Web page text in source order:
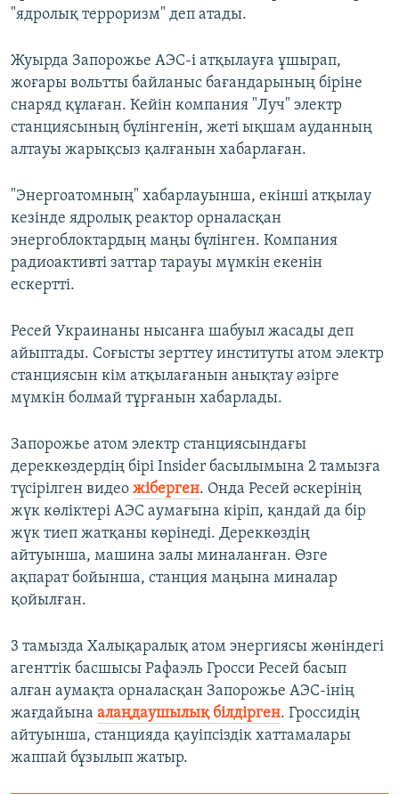
"ядролық терроризм" деп атады.
Жуырда Запорожье АЭС-і атқылауға ұшырап,
жоғары вольтты байланыс бағандарының біріне
снаряд құлаған. Кейін компания "Луч" электр
станциясының бүлінгенін, жеті ықшам ауданның
алтауы жарықсыз қалғанын хабарлаған.
"Энергоатомның" хабарлауынша, екінші атқылау
кезінде ядролық реактор орналасқан
энергоблоктардың маңы бүлінген. Компания
радиоактивті заттар тарауы мүмкін екенін
ескертті.
Ресей Украинаны нысанға шабуыл жасады деп
айыптады. Соғысты зерттеу институты атом электр
станциясын кім атқылағанын анықтау әзірге
мүмкін болмай тұрғанын хабарлады.
Запорожье атом электр станциясындағы
дереккөздердің бірі Insider басылымына 2 тамызға
түсірілген видео жіберген. Онда Ресей әскерінің
жүк көліктері АЭС аумағына кіріп, қандай да бір
жүк тиеп жатқаны көрінеді. Дереккөздің
айтуынша, машина залы миналанған. Өзге
ақпарат бойынша, станция маңына миналар
қойылған.
3 тамызда Халықаралық атом энергиясы жөніндегі
агенттік басшысы Рафаэль Гросси Ресей басып
алған аумақта орналасқан Запорожье АЭС-інің
жағдайына алаңдаушылық білдірген. Гроссидің
айтуынша, станцияда қауіпсіздік хаттамалары
жаппай бұзылып жатыр.